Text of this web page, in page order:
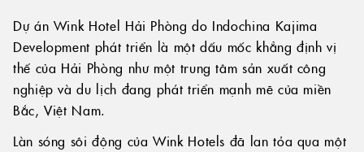
Dự án Wink Hotel Hải Phòng do Indochina Kajima
Development phát triển là một dấu mốc khẳng định vị
thế của Hải Phòng như một trung tâm sản xuất công
nghiệp và du lịch đang phát triển mạnh mẽ của miền
Bắc, Việt Nam.
Làn sóng sôi động của Wink Hotels đã lan tỏa qua một